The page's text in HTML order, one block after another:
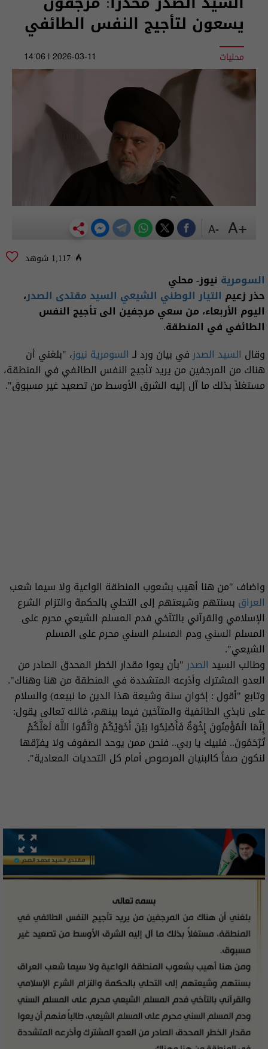
يسعون لتأجيج النفس الطائفي
محليات 2026-03-11 | 14:06
1,117 شوهد
السومرية نيوز- محلي
حذر زعيم التيار الوطني الشيعي السيد مقتدى الصدر،
اليوم الأربعاء، من سعي مرجفين الى تأجيج النفس
الطائفي في المنطقة.
وقال السيد الصدرفي بيان ورد لـ السومرية نيوز، "بلغني أن
هناك من المرجفين من يريد تأجيج النفس الطائفي في المنطقة،
مستغلاً بذلك ما آل إليه الشرق الأوسط من تصعيد غير مسبوق".
واضاف "من هنا أهيب بشعوب المنطقة الواعية ولا سيما شعب
العراق بسنتهم وشيعتهم إلى التحلي بالحكمة والتزام الشرع
الإسلامي والقرآني بالتآخي فدم المسلم الشيعي محرم على
المسلم السني ودم المسلم السني محرم على المسلم
الشيعي".
وطالب السيد الصدر"بأن يعوا مقدار الخطر المحدق الصادر من
العدو المشترك وأذرعه المتشددة في المنطقة من هنا وهناك".
وتابع "أقول : إخوان سنة وشيعة هذا الدين ما نبيعه) والسلام
على نابذي الطائفية والمتآخين فيما بينهم، فالله تعالى يقول:
إِنَّمَا الْمُؤْمِنُونَ إِخْوَةٌ فَأَصْلِحُوا بَيْنَ أَخَوَيْكُمْ وَاتَّقُوا اللَّهَ لَعَلَّكُمْ
تُرْحَمُونَ.. فلبيك يا ربي.. فنحن ممن يوحد الصفوف ولا يفرّقها
لنكون صفاً كالبنيان المرصوص أمام كل التحديات المعادية".
+A
-A